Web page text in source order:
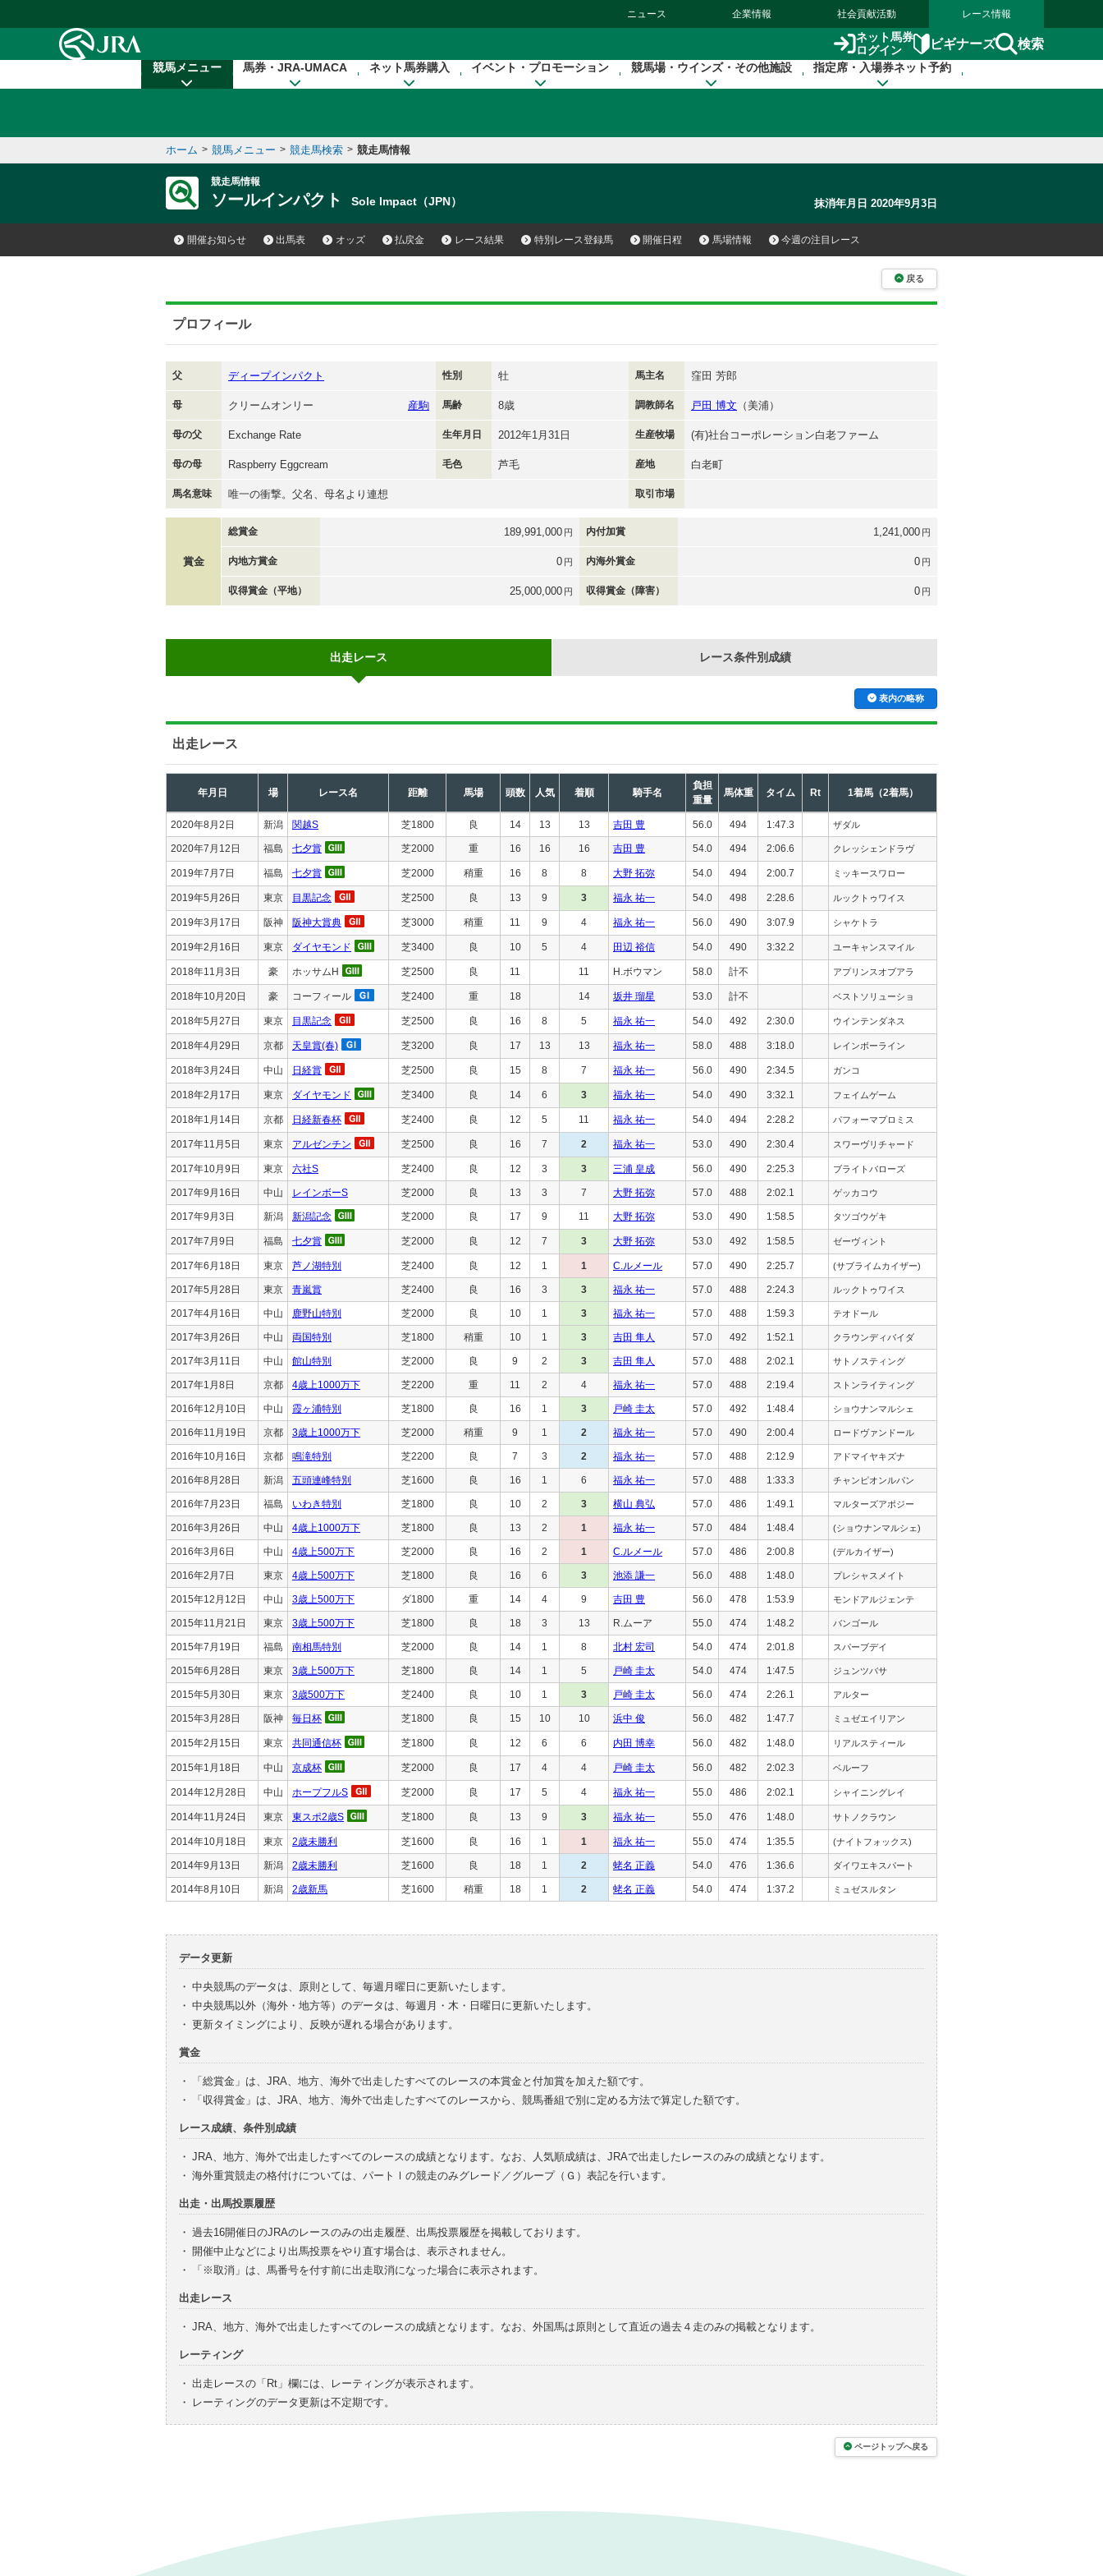
ニュース 企業情報 社会貢献活動 レース情報
ネット馬券
ログイン
ビギナーズ 検索
競馬メニュー 馬券・JRA-UMACA ネット馬券購入 イベント・プロモーション 競馬場・ウインズ・その他施設 指定席・入場券ネット予約
ホーム > 競馬メニュー > 競走馬検索 > 競走馬情報
競走馬情報
ソールインパクト Sole Impact（JPN） 抹消年月日 2020年9月3日
開催お知らせ 出馬表 オッズ 払戻金 レース結果 特別レース登録馬 開催日程 馬場情報 今週の注目レース
戻る
プロフィール
父 ディープインパクト 性別 牡 馬主名 窪田 芳郎
母 クリームオンリー 産駒 馬齢 8歳 調教師名 戸田 博文 （美浦）
母の父 Exchange Rate 生年月日 2012年1月31日 生産牧場 (有)社台コーポレーション白老ファーム
母の母 Raspberry Eggcream 毛色 芦毛 産地 白老町
馬名意味 唯一の衝撃。父名、母名より連想 取引市場
賞金
総賞金 189,991,000 円 内付加賞 1,241,000 円
内地方賞金 0 円 内海外賞金 0 円
収得賞金（平地） 25,000,000 円 収得賞金（障害） 0 円
出走レース レース条件別成績
表内の略称
出走レース
年月日 場 レース名 距離 馬場 頭数 人気 着順 騎手名
負担
重量
馬体重 タイム Rt 1着馬（2着馬）
2020年8月2日 新潟 関越S 芝1800 良 14 13 13 吉田 豊 56.0 494 1:47.3 ザダル
2020年7月12日 福島 七夕賞 芝2000 重 16 16 16 吉田 豊 54.0 494 2:06.6 クレッシェンドラヴ
2019年7月7日 福島 七夕賞 芝2000 稍重 16 8 8 大野 拓弥 54.0 494 2:00.7 ミッキースワロー
2019年5月26日 東京 目黒記念 芝2500 良 13 9 3 福永 祐一 54.0 498 2:28.6 ルックトゥワイス
2019年3月17日 阪神 阪神大賞典 芝3000 稍重 11 9 4 福永 祐一 56.0 490 3:07.9 シャケトラ
2019年2月16日 東京 ダイヤモンド 芝3400 良 10 5 4 田辺 裕信 54.0 490 3:32.2 ユーキャンスマイル
2018年11月3日 豪 ホッサムH 芝2500 良 11 11 H.ボウマン 58.0 計不 アプリンスオブアラ
2018年10月20日 豪 コーフィール 芝2400 重 18 14 坂井 瑠星 53.0 計不 ベストソリューショ
2018年5月27日 東京 目黒記念 芝2500 良 16 8 5 福永 祐一 54.0 492 2:30.0 ウインテンダネス
2018年4月29日 京都 天皇賞(春) 芝3200 良 17 13 13 福永 祐一 58.0 488 3:18.0 レインボーライン
2018年3月24日 中山 日経賞 芝2500 良 15 8 7 福永 祐一 56.0 490 2:34.5 ガンコ
2018年2月17日 東京 ダイヤモンド 芝3400 良 14 6 3 福永 祐一 54.0 490 3:32.1 フェイムゲーム
2018年1月14日 京都 日経新春杯 芝2400 良 12 5 11 福永 祐一 54.0 494 2:28.2 パフォーマプロミス
2017年11月5日 東京 アルゼンチン 芝2500 良 16 7 2 福永 祐一 53.0 490 2:30.4 スワーヴリチャード
2017年10月9日 東京 六社S 芝2400 良 12 3 3 三浦 皇成 56.0 490 2:25.3 ブライトバローズ
2017年9月16日 中山 レインボーS 芝2000 良 13 3 7 大野 拓弥 57.0 488 2:02.1 ゲッカコウ
2017年9月3日 新潟 新潟記念 芝2000 良 17 9 11 大野 拓弥 53.0 490 1:58.5 タツゴウゲキ
2017年7月9日 福島 七夕賞 芝2000 良 12 7 3 大野 拓弥 53.0 492 1:58.5 ゼーヴィント
2017年6月18日 東京 芦ノ湖特別 芝2400 良 12 1 1 C.ルメール 57.0 490 2:25.7 (サブライムカイザー)
2017年5月28日 東京 青嵐賞 芝2400 良 16 3 3 福永 祐一 57.0 488 2:24.3 ルックトゥワイス
2017年4月16日 中山 鹿野山特別 芝2000 良 10 1 3 福永 祐一 57.0 488 1:59.3 テオドール
2017年3月26日 中山 両国特別 芝1800 稍重 10 1 3 吉田 隼人 57.0 492 1:52.1 クラウンディバイダ
2017年3月11日 中山 館山特別 芝2000 良 9 2 3 吉田 隼人 57.0 488 2:02.1 サトノスティング
2017年1月8日 京都 4歳上1000万下 芝2200 重 11 2 4 福永 祐一 57.0 488 2:19.4 ストンライティング
2016年12月10日 中山 霞ヶ浦特別 芝1800 良 16 1 3 戸崎 圭太 57.0 492 1:48.4 ショウナンマルシェ
2016年11月19日 京都 3歳上1000万下 芝2000 稍重 9 1 2 福永 祐一 57.0 490 2:00.4 ロードヴァンドール
2016年10月16日 京都 鳴滝特別 芝2200 良 7 3 2 福永 祐一 57.0 488 2:12.9 アドマイヤキズナ
2016年8月28日 新潟 五頭連峰特別 芝1600 良 16 1 6 福永 祐一 57.0 488 1:33.3 チャンピオンルパン
2016年7月23日 福島 いわき特別 芝1800 良 10 2 3 横山 典弘 57.0 486 1:49.1 マルターズアポジー
2016年3月26日 中山 4歳上1000万下 芝1800 良 13 2 1 福永 祐一 57.0 484 1:48.4 (ショウナンマルシェ)
2016年3月6日 中山 4歳上500万下 芝2000 良 16 2 1 C.ルメール 57.0 486 2:00.8 (デルカイザー)
2016年2月7日 東京 4歳上500万下 芝1800 良 16 6 3 池添 謙一 56.0 488 1:48.0 プレシャスメイト
2015年12月12日 中山 3歳上500万下 ダ1800 重 14 4 9 吉田 豊 56.0 478 1:53.9 モンドアルジェンテ
2015年11月21日 東京 3歳上500万下 芝1800 良 18 3 13 R.ムーア 55.0 474 1:48.2 バンゴール
2015年7月19日 福島 南相馬特別 芝2000 良 14 1 8 北村 宏司 54.0 474 2:01.8 スパーブデイ
2015年6月28日 東京 3歳上500万下 芝1800 良 14 1 5 戸崎 圭太 54.0 474 1:47.5 ジュンツバサ
2015年5月30日 東京 3歳500万下 芝2400 良 10 1 3 戸崎 圭太 56.0 474 2:26.1 アルター
2015年3月28日 阪神 毎日杯 芝1800 良 15 10 10 浜中 俊 56.0 482 1:47.7 ミュゼエイリアン
2015年2月15日 東京 共同通信杯 芝1800 良 12 6 6 内田 博幸 56.0 482 1:48.0 リアルスティール
2015年1月18日 中山 京成杯 芝2000 良 17 4 4 戸崎 圭太 56.0 482 2:02.3 ベルーフ
2014年12月28日 中山 ホープフルS 芝2000 良 17 5 4 福永 祐一 55.0 486 2:02.1 シャイニングレイ
2014年11月24日 東京 東スポ2歳S 芝1800 良 13 9 3 福永 祐一 55.0 476 1:48.0 サトノクラウン
2014年10月18日 東京 2歳未勝利 芝1600 良 16 1 1 福永 祐一 55.0 474 1:35.5 (ナイトフォックス)
2014年9月13日 新潟 2歳未勝利 芝1600 良 18 1 2 蛯名 正義 54.0 476 1:36.6 ダイワエキスパート
2014年8月10日 新潟 2歳新馬 芝1600 稍重 18 1 2 蛯名 正義 54.0 474 1:37.2 ミュゼスルタン
データ更新
・ 中央競馬のデータは、原則として、毎週月曜日に更新いたします。
・ 中央競馬以外（海外・地方等）のデータは、毎週月・木・日曜日に更新いたします。
・ 更新タイミングにより、反映が遅れる場合があります。
賞金
・
「総賞金」は、JRA、地方、海外で出走したすべてのレースの本賞金と付加賞を加えた額です。
・
「収得賞金」は、JRA、地方、海外で出走したすべてのレースから、競馬番組で別に定める方法で算定した額です。
レース成績、条件別成績
・ JRA、地方、海外で出走したすべてのレースの成績となります。なお、人気順成績は、JRAで出走したレースのみの成績となります。
・ 海外重賞競走の格付けについては、パートⅠの競走のみグレード／グループ（Ｇ）表記を行います。
出走・出馬投票履歴
・ 過去16開催日のJRAのレースのみの出走履歴、出馬投票履歴を掲載しております。
・ 開催中止などにより出馬投票をやり直す場合は、表示されません。
・
「※取消」は、馬番号を付す前に出走取消になった場合に表示されます。
出走レース
・ JRA、地方、海外で出走したすべてのレースの成績となります。なお、外国馬は原則として直近の過去４走のみの掲載となります。
レーティング
・ 出走レースの「Rt」欄には、レーティングが表示されます。
・
レーティングのデータ更新は不定期です。
ページトップへ戻る